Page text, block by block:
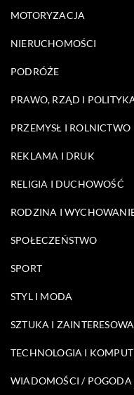
MOTORYZACJA
NIERUCHOMOŚCI
PODRÓŻE
PRAWO, RZĄD I
PRZEMYSŁ I ROLNICTWO
REKLAMA I DRUK
RELIGIA I DUCHOWOŚĆ
RODZINA I
SPOŁECZEŃSTWO
SPORT
STYL I MODA
SZTUKA I
TECHNOLOGIA I
WIADOMOŚCI / POGODA